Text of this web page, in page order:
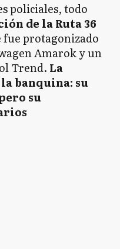
policiales, todo
de la Ruta 36
fue protagonizado
Amarok y un
Trend. La
banquina: su
su